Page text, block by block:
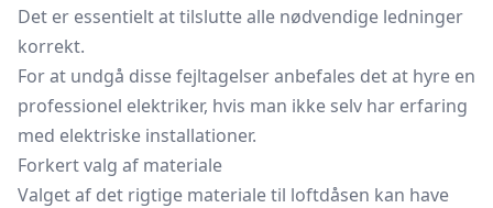
Det er essentielt at tilslutte alle nødvendige ledninger
korrekt.
For at undgå disse fejltagelser anbefales det at hyre en
professionel elektriker, hvis man ikke selv har erfaring
med elektriske installationer.
Forkert valg af materiale
Valget af det rigtige materiale til loftdåsen kan have